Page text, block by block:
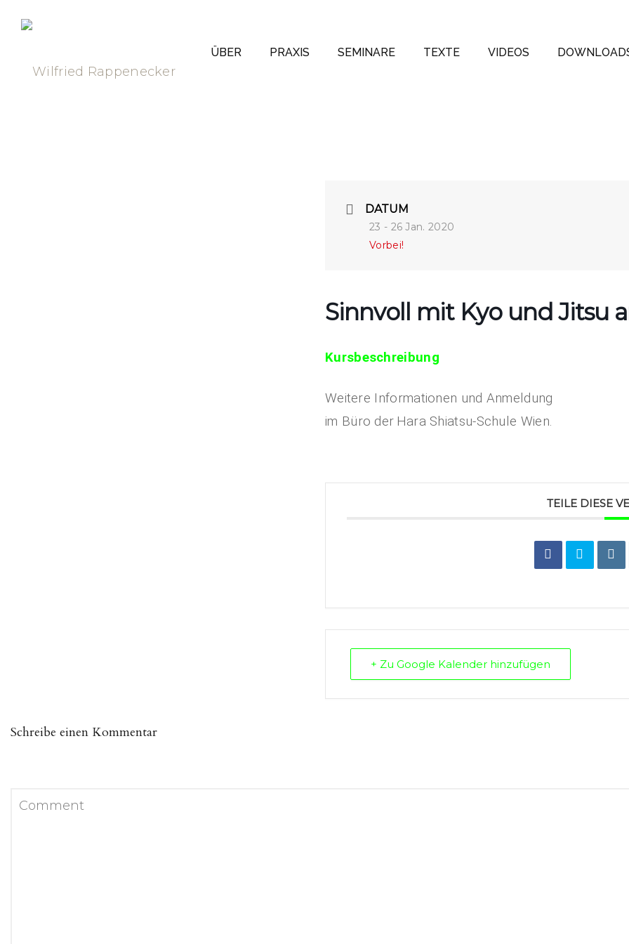
ÜBER PRAXIS SEMINARE TEXTE VIDEOS
DATUM
23 - 26 Jan. 2020
Vorbei!
Sinnvoll mit Kyo und Jitsu
Kursbeschreibung
Weitere Informationen und Anmeldung
im Büro der Hara Shiatsu-Schule Wien.
TEILE DIESE
+ Zu Google Kalender hinzufügen
Schreibe einen Kommentar